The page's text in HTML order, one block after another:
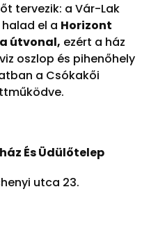
tervezik: a Vár-Lak
el a Horizont
útvonal, ezért a ház
oszlop és pihenőhely
a Csókakői
És Üdülőtelep
utca 23.